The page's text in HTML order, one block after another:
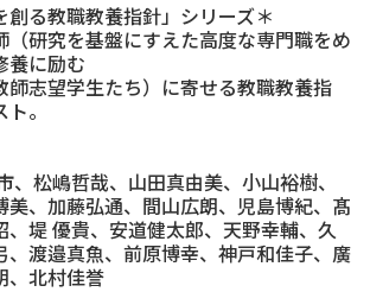
創る教職教養指針」シリーズ＊
（研究を基盤にすえた高度な専門職をめ
養に励む
師志望学生たち）に寄せる教職教養指
。
、松嶋哲哉、山田真由美、小山裕樹、
美、加藤弘通、間山広朗、児島博紀、髙
、堤 優貴、安道健太郎、天野幸輔、久
、渡邉真魚、前原博幸、神戸和佳子、廣
、北村佳誉